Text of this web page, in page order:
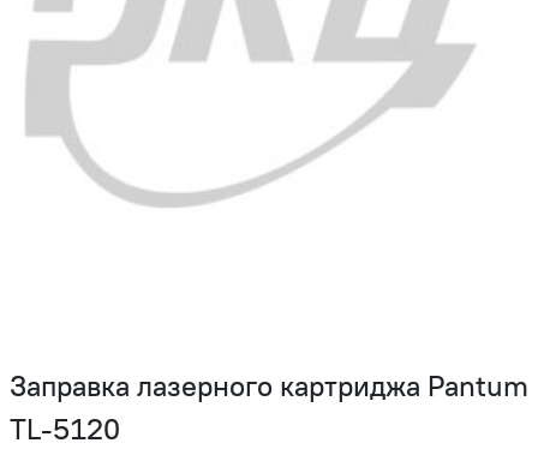
Заправка лазерного картриджа Pantum
TL-5120